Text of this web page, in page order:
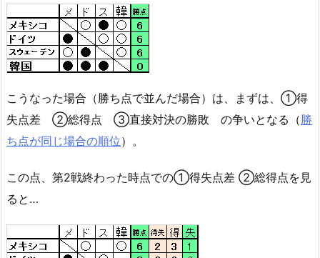
こうなった場合（勝ち点で並んだ場合）は、まずは、①得
失点差 ②総得点 ③直接対決の勝敗 の争いとなる（勝
ち点が同じ場合の順位）。
この点、第2戦終わった時点での①得失点差 ②総得点を見
ると…